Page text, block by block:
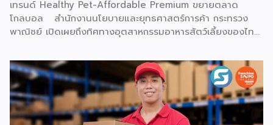
เทรนด์ Healthy Pet-Affordable Premium ขยายตลาด
โกลบอล สำนักงานนโยบายและยุทธศาสตร์การค้า กระทรวง
พาณิชย์ เปิดเผยถึงทิศทางอุตสาหกรรมอาหารสัตว์เลี้ยงของไทย
เกษตรแปรรูปมูลค่าสูงที่มีศักยภาพโดดเด่นในตลาดโลก ปัจจัยขับ
เคลื่อนสำคัญมาจากพฤติกรรมผู้บริโภคทั่วโลกที่ให้ความสำคัญกับ
การดูแลสัตว์เลี้ยงเสมือนสมาชิกในครอบครัว (Pet
Humanization) ส่งผลให้ความต้องการอาหารสัตว์เลี้ยงที่มี
คุณภาพ ปลอดภัย มีคุณค่าทางโภชนาการสูง และตอบโจทย์